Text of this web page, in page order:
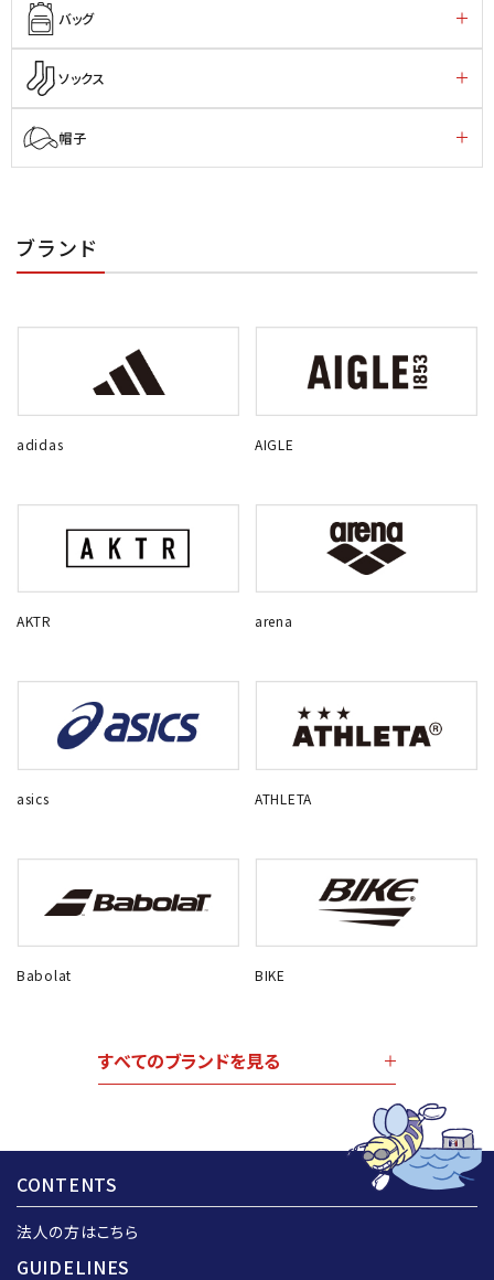
バッグ
ソックス
帽子
ブランド
adidas AIGLE
AKTR arena
asics ATHLETA
Babolat BIKE
すべてのブランドを見る
CONTENTS
法人の方はこちら
GUIDELINES